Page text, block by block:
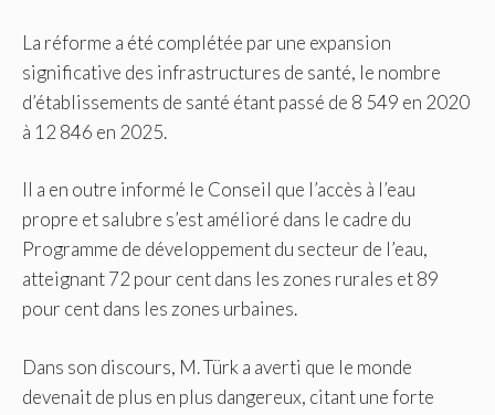
La réforme a été complétée par une expansion
significative des infrastructures de santé, le nombre
d’établissements de santé étant passé de 8 549 en 2020
à 12 846 en 2025.
Il a en outre informé le Conseil que l’accès à l’eau
propre et salubre s’est amélioré dans le cadre du
Programme de développement du secteur de l’eau,
atteignant 72 pour cent dans les zones rurales et 89
pour cent dans les zones urbaines.
Dans son discours, M. Türk a averti que le monde
devenait de plus en plus dangereux, citant une forte